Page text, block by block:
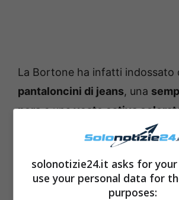
La Bortone ha infatti indossato
pantaloncini di jeans, una
nerae unaveste estiva
immancabile
ha saputo sin da subito
degli italiani più affezionati. “
Oggi è un altro giorno“, ha
solonotizie24.it asks for
use your personal data for
purposes: